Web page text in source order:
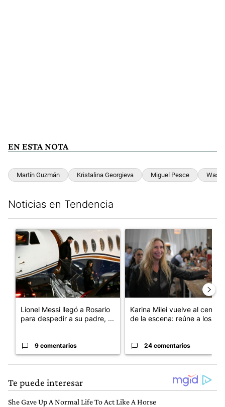
EN ESTA NOTA
Martín Guzmán Kristalina Georgieva Miguel Pesce
Noticias en Tendencia
Un artículo de tendencia con el título "Lionel Messi llegó a
Lionel Messi llegó a Rosario
para despedir a su padre, ...
9 comentarios
Un artículo de tendencia
Karina Milei vuelve al centro
de la escena: reúne a los...
24 comentarios